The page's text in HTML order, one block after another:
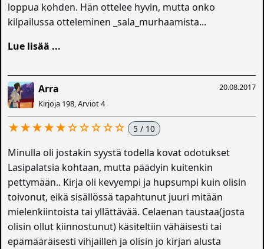
loppua kohden. Hän ottelee hyvin, mutta onko
kilpailussa otteleminen _sala_murhaamista...
Lue lisää ...
20.08.2017
Arra
Kirjoja 198, Arviot 4
★★★★★☆☆☆☆☆ 5 / 10
Minulla oli jostakin syystä todella kovat odotukset
Lasipalatsia kohtaan, mutta päädyin kuitenkin
pettymään.. Kirja oli kevyempi ja hupsumpi kuin olisin
toivonut, eikä sisällössä tapahtunut juuri mitään
mielenkiintoista tai yllättävää. Celaenan taustaa(josta
olisin ollut kiinnostunut) käsiteltiin vähäisesti tai
epämääräisesti vihjaillen ja olisin jo kirjan alusta